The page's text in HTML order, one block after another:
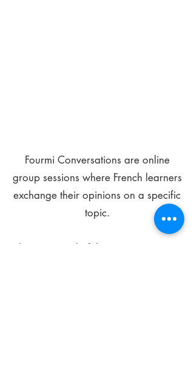
Fourmi Conversations are online
group sessions where French learners
exchange their opinions on a specific
topic.
The main goal of these meetings is to